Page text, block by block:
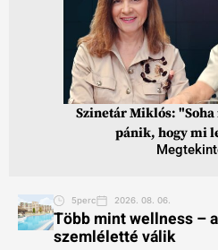
Szinetár Miklós:
pánik, hogy mi
5perc 2026. 08. 06.
Több mint wellness –
szemléletté válik